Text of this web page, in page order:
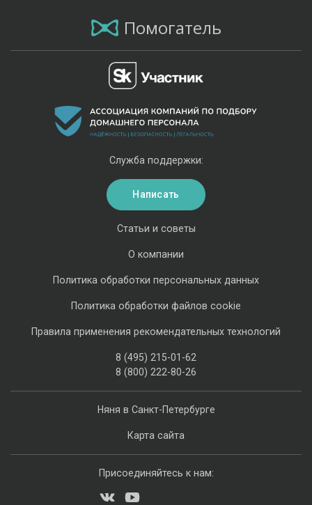
Помогатель
Няня в Санкт-Петербурге
Карта сайта
Статьи и советы
О компании
Политика обработки персональных данных
Политика обработки файлов cookie
Правила применения рекомендательных технологий
8 (495) 215-01-62
8 (800) 222-80-26
Служба поддержки:
Написать
Присоединяйтесь к нам: